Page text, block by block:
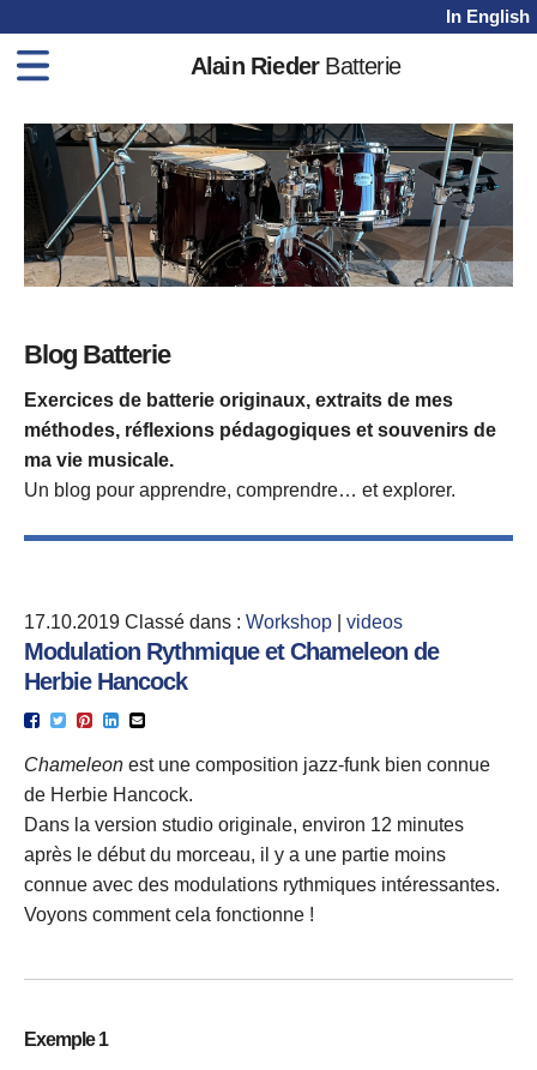
In English
Alain RiederBatterie
Méthodes
Cours
Vidéos
Shop
Contact
Blog Batterie
Exercices de batterie originaux, extraits de mes
méthodes, réflexions pédagogiques et souvenirs de
ma vie musicale.
Un blog pour apprendre, comprendre… et explorer.
17.10.2019 Classé dans : Workshop videos
Modulation Rythmique et Chameleon de
Herbie Hancock
Chameleon est une composition jazz-funk bien connue
de Herbie Hancock.
Dans la version studio originale, environ 12 minutes
après le début du morceau, il y a une partie moins
connue avec des modulations rythmiques intéressantes.
Voyons comment cela fonctionne !
Exemple 1